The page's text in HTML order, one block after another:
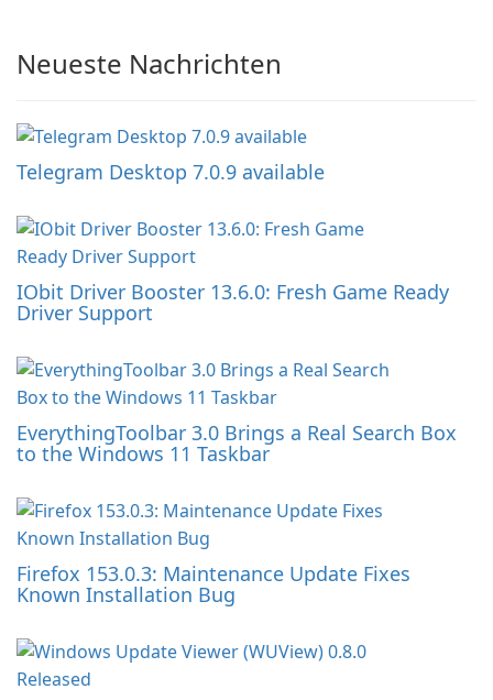
Neueste Nachrichten
Telegram Desktop 7.0.9 available
IObit Driver Booster 13.6.0: Fresh Game Ready
Driver Support
EverythingToolbar 3.0 Brings a Real Search Box
to the Windows 11 Taskbar
Firefox 153.0.3: Maintenance Update Fixes
Known Installation Bug